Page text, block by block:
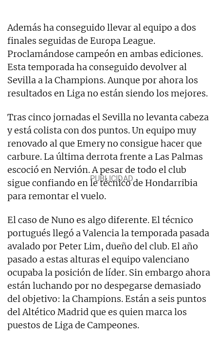
Además ha conseguido llevar al equipo a dos
finales seguidas de Europa League.
Proclamándose campeón en ambas ediciones.
Esta temporada ha conseguido devolver al
Sevilla a la Champions. Aunque por ahora los
resultados en Liga no están siendo los mejores.
Tras cinco jornadas el Sevilla no levanta cabeza
y está colista con dos puntos. Un equipo muy
renovado al que Emery no consigue hacer que
carbure. La última derrota frente a Las Palmas
escoció en Nervión. A pesar de todo el club
sigue confiando en le técnico de Hondarribia
para remontar el vuelo.
El caso de Nuno es algo diferente. El técnico
portugués llegó a Valencia la temporada pasada
avalado por Peter Lim, dueño del club. El año
pasado a estas alturas el equipo valenciano
ocupaba la posición de líder. Sin embargo ahora
están luchando por no despegarse demasiado
del objetivo: la Champions. Están a seis puntos
del Altético Madrid que es quien marca los
puestos de Liga de Campeones.